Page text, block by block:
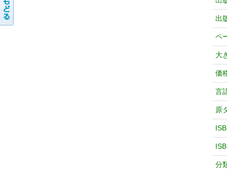
出
ペ
大
価
言
原
分